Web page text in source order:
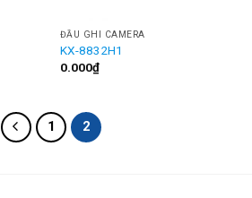
ĐẦU GHI CAMERA
KX-8832H1
0.000₫
1 2